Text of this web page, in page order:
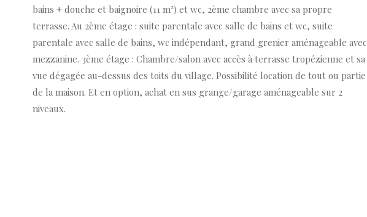
bains + douche et baignoire (11 m²) et wc, 2ème chambre avec sa propre
terrasse. Au 2ème étage : suite parentale avec salle de bains et wc, suite
parentale avec salle de bains, wc indépendant, grand grenier aménageable avec
mezzanine. 3ème étage : Chambre/salon avec accès à terrasse tropézienne et sa
vue dégagée au-dessus des toits du village. Possibilité location de tout ou partie
de la maison. Et en option, achat en sus grange/garage aménageable sur 2
niveaux.